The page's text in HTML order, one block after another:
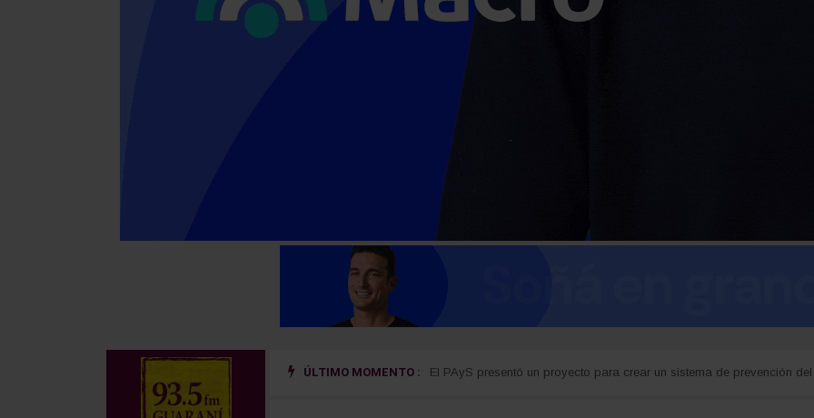
ÚLTIMO MOMENTO :
sistema de prevención del riesgo hidrológico en la cuenca del río Uruguay Detectan cocaína oculta en carne que iba a ser entregada a detenidos